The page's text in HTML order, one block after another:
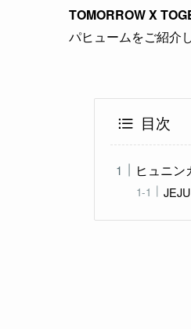
TOMORROW X
パヒュームをご紹介
目次
ヒュニ